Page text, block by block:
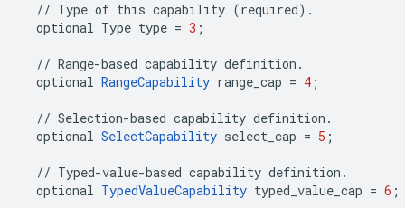
// Type of this capability (required) .
optional Type type = 3 ;
// Range-based capability definition .
optional RangeCapability range_cap = 4 ;
// Selection-based capability definition .
optional SelectCapability select_cap = 5 ;
// Typed-value-based capability definition .
optional TypedValueCapability typed_value_cap = 6 ;